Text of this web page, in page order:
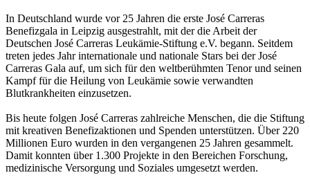
In Deutschland wurde vor 25 Jahren die erste José Carreras
Benefizgala in Leipzig ausgestrahlt, mit der die Arbeit der
Deutschen José Carreras Leukämie-Stiftung e.V. begann. Seitdem
treten jedes Jahr internationale und nationale Stars bei der José
Carreras Gala auf, um sich für den weltberühmten Tenor und seinen
Kampf für die Heilung von Leukämie sowie verwandten
Blutkrankheiten einzusetzen.
Bis heute folgen José Carreras zahlreiche Menschen, die die Stiftung
mit kreativen Benefizaktionen und Spenden unterstützen. Über 220
Millionen Euro wurden in den vergangenen 25 Jahren gesammelt.
Damit konnten über 1.300 Projekte in den Bereichen Forschung,
medizinische Versorgung und Soziales umgesetzt werden.